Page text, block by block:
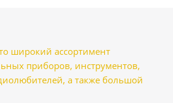
широкий ассортимент
приборов, инструментов,
а также большой